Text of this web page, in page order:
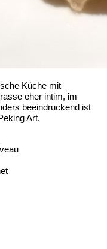
Küche mit
eher intim, im
beeindruckend ist
Art.